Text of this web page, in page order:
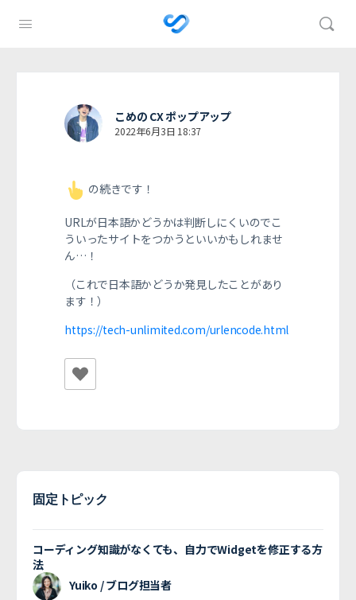
こめの CX ポップアップ
2022年6月3日 18:37
の続きです！
URLが日本語かどうかは判断しにくいのでこ
ういったサイトをつかうといいかもしれませ
ん…！
（これで日本語かどうか発見したことがあり
ます！）
https://tech-unlimited.com/urlencode.html
固定トピック
コーディング知識がなくても、自力でWidgetを修正する方
法
Yuiko / ブログ担当者